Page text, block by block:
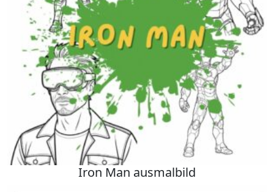
Iron Man ausmalbild